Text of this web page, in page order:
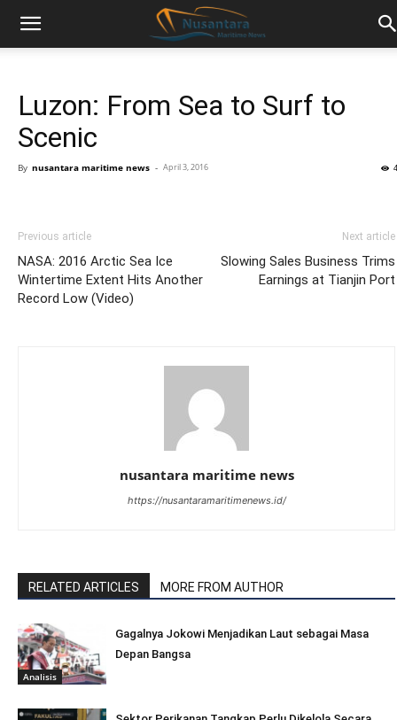
Luzon: From Sea to Surf to
Scenic
By nusantara maritime news - April 3, 2016
Previous article
NASA: 2016 Arctic Sea Ice
Wintertime Extent Hits Another
Record Low (Video)
Next article
Slowing Sales Business Trims
Earnings at Tianjin Port
nusantara maritime news
https://nusantaramaritimenews.id/
RELATED ARTICLES MORE FROM AUTHOR
Analisis
Gagalnya Jokowi Menjadikan Laut sebagai Masa
Depan Bangsa